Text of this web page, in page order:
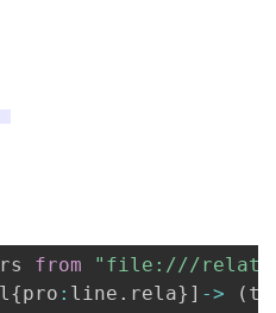
from
"file:///
{pro : line . rela} ] -> ( to